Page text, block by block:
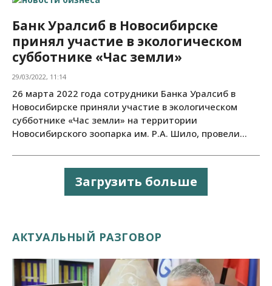
Банк Уралсиб в Новосибирске
принял участие в экологическом
субботнике «Час земли»
29/03/2022, 11:14
26 марта 2022 года сотрудники Банка Уралсиб в
Новосибирске приняли участие в экологическом
субботнике «Час земли» на территории
Новосибирского зоопарка им. Р.А. Шило, провели...
Загрузить больше
АКТУАЛЬНЫЙ РАЗГОВОР